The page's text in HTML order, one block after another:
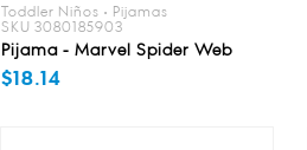
Toddler Niños • Pijamas
SKU 3080185903
Pijama - Marvel Spider Web
$18.14